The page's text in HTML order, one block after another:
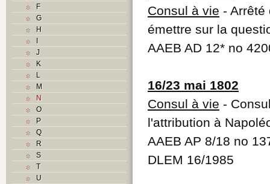
F
G
H
I
J
K
L
M
N
O
P
Q
R
S
T
U
Consul à vie -
émettre sur la
AAEB AD 12* no
16/23 mai 1802
Consul à vie -
l'attribution à
AAEB AP 8/18 no
DLEM 16/1985